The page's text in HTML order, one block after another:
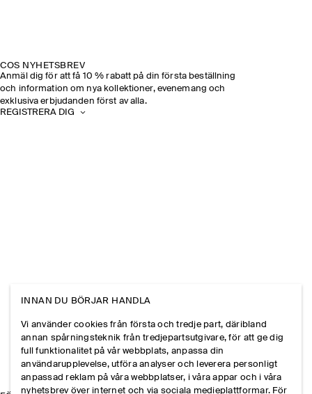
COS NYHETSBREV
Anmäl dig för att få 10 % rabatt på din första beställning
och information om nya kollektioner, evenemang och
exklusiva erbjudanden först av alla.
REGISTRERA DIG
INNAN DU BÖRJAR HANDLA
Vi använder cookies från första och tredje part, däribland
annan spårningsteknik från tredjepartsutgivare, för att ge dig
full funktionalitet på vår webbplats, anpassa din
användarupplevelse, utföra analyser och leverera personligt
anpassad reklam på våra webbplatser, i våra appar och i våra
nyhetsbrev över internet och via sociala medieplattformar. För